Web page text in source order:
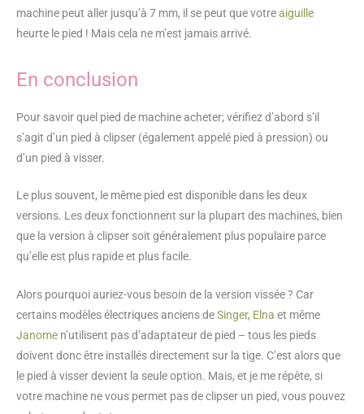
machine peut aller jusqu’à 7 mm, il se peut que votreaiguille
heurte le pied ! Mais cela ne m’est jamais arrivé.
En conclusion
Pour savoir quel pied de machine acheter; vérifiez d’abord s’il
s’agit d’un pied à clipser (également appelé pied à pression) ou
d’un pied à visser.
Le plus souvent, le même pied est disponible dans les deux
versions. Les deux fonctionnent sur la plupart des machines, bien
que la version à clipser soit généralement plus populaire parce
qu’elle est plus rapide et plus facile.
Alors pourquoi auriez-vous besoin de la version vissée ? Car
certains modèles électriques anciens deSinger, Elna et même
Janome n’utilisent pas d’adaptateur de pied – tous les pieds
doivent donc être installés directement sur la tige. C’est alors que
le pied à visser devient la seule option. Mais, et je me répète, si
votre machine ne vous permet pas de clipser un pied, vous pouvez